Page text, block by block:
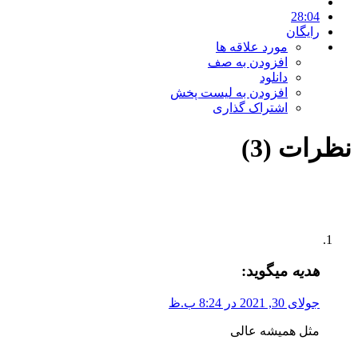
28:04
رایگان
مورد علاقه ها
افزودن به صف
دانلود
افزودن به لیست پخش
اشتراک گذاری
نظرات (3)
هدیه میگوید:
جولای 30, 2021 در 8:24 ب.ظ
مثل همیشه عالی